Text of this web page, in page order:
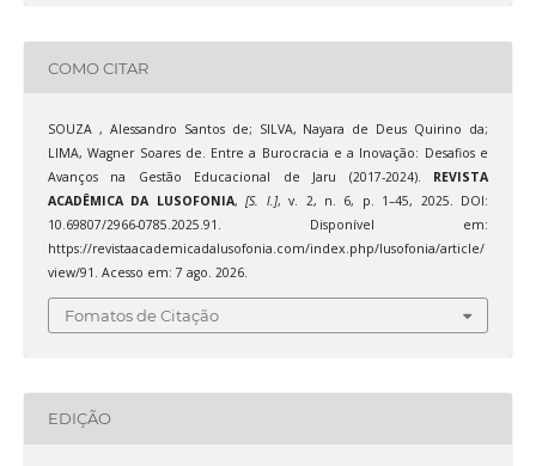
COMO CITAR
SOUZA , Alessandro Santos de; SILVA, Nayara de Deus Quirino da;
LIMA, Wagner Soares de. Entre a Burocracia e a Inovação: Desafios e
Avanços na Gestão Educacional de Jaru (2017-2024). REVISTA
ACADÊMICA DA LUSOFONIA,[S. l.], v. 2, n. 6, p. 1–45, 2025. DOI:
10.69807/2966-0785.2025.91. Disponível em:
https://revistaacademicadalusofonia.com/index.php/lusofonia/article/
view/91. Acesso em: 7 ago. 2026.
Fomatos de Citação
EDIÇÃO